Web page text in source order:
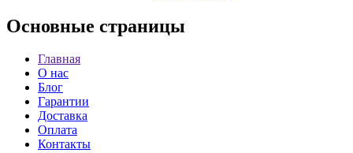
Основные страницы
Главная
О нас
Блог
Гарантии
Доставка
Оплата
Контакты